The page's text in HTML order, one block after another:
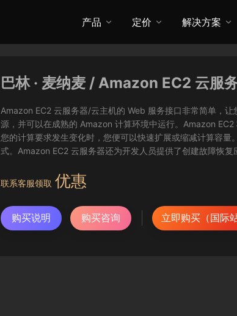
产品 定价 解决方案
巴林 · 麦纳麦 / Amazon EC2 云服
Amazon EC2 云服务器/云主机的 Web 服务接口非常简单，
源，并可以在成熟的 Amazon 计算环境中运行。Amazon
您的计算要求发生变化时，您便可以快速扩展或缩减计算容
式。Amazon EC2 云服务器还为开发人员提供了创建故障恢复
联系客服领取 优惠
购买说明 购买咨询 立即购买（国际站